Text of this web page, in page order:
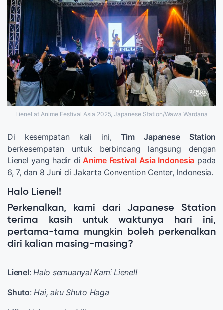
Lienel at Anime Festival Asia 2025, Japanese Station/Wawa Wardana
Di kesempatan kali ini, Tim Japanese Station
berkesempatan untuk berbincang langsung dengan
Lienel yang hadir di Anime Festival Asia Indonesia pada
6, 7, dan 8 Juni di Jakarta Convention Center, Indonesia.
Halo Lienel!
Perkenalkan, kami dari Japanese Station
terima kasih untuk waktunya hari ini,
pertama-tama mungkin boleh perkenalkan
diri kalian masing-masing?
Lienel: Halo semuanya! Kami Lienel!
Shuto:Hai, aku Shuto Haga